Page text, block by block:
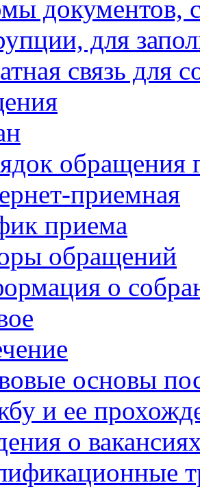
документов,
для
связь для
обращения
приемная
приема
обращений
о
основы
и ее
о